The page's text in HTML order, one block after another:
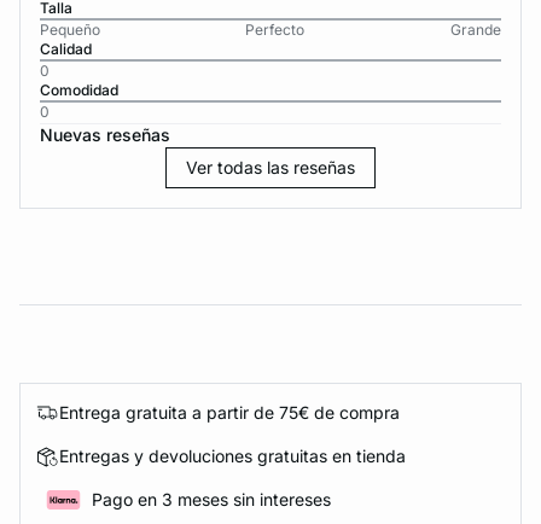
Talla
Pequeño
Perfecto
Grande
Calidad
0
Comodidad
0
Nuevas reseñas
Ver todas las reseñas
Entrega gratuita a partir de 75€ de compra
Entregas y devoluciones gratuitas en tienda
Pago en 3 meses sin intereses